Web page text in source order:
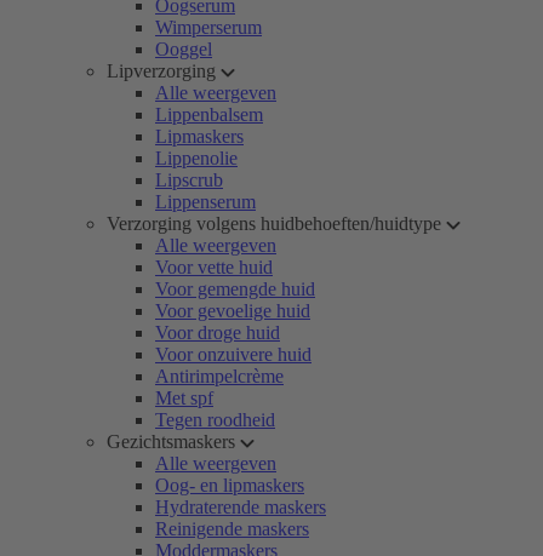
Oogserum
Wimperserum
Ooggel
Lipverzorging
Alle weergeven
Lippenbalsem
Lipmaskers
Lippenolie
Lipscrub
Lippenserum
Verzorging volgens huidbehoeften/huidtype
Alle weergeven
Voor vette huid
Voor gemengde huid
Voor gevoelige huid
Voor droge huid
Voor onzuivere huid
Antirimpelcrème
Met spf
Tegen roodheid
Gezichtsmaskers
Alle weergeven
Oog- en lipmaskers
Hydraterende maskers
Reinigende maskers
Moddermaskers